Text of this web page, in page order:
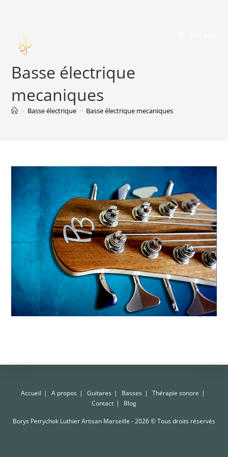
content
Basse électrique
mecaniques
> Basse électrique > Basse électrique mecaniques
Accueil A propos Guitares Basses
Thérapie sonore
Contact
Blog
Borys Petrychok Luthier Artisan Marseille - 2026 © Tous droits réservés